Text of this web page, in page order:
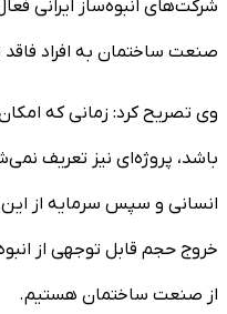
شرکت‌های انبوه‌ساز ایرانی
صنعت ساختمان به افراد
وی تصریح کرد: زمانی که
باشد، پروژه‌ای نیز تعریف
انسانی و سپس سرمایه از
خروج حجم قابل توجهی از
از صنعت ساختمان هستیم.